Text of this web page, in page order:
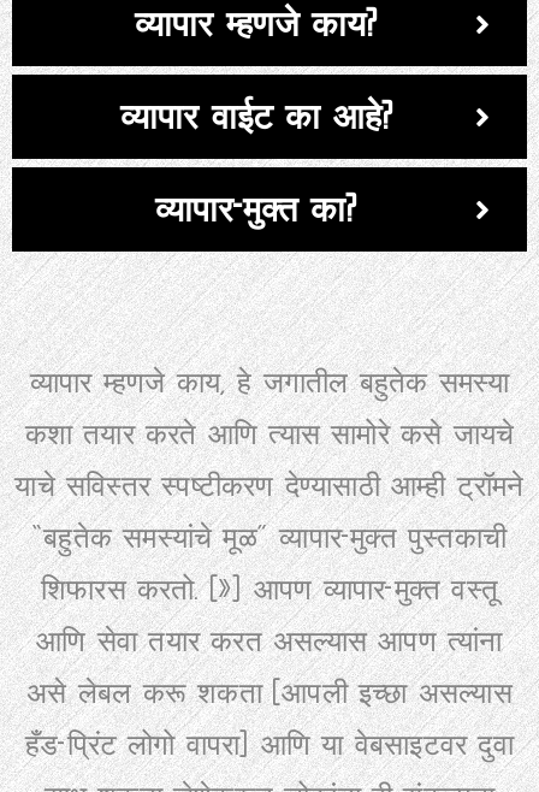
व्यापार म्हणजे काय?
व्यापार वाईट का आहे?
व्यापार-मुक्त का?
व्यापार म्हणजे काय, हे जगातील बहुतेक समस्या
कशा तयार करते आणि त्यास सामोरे कसे जायचे
याचे सविस्तर स्पष्टीकरण देण्यासाठी आम्ही ट्रॉमने
“बहुतेक समस्यांचे मूळ” व्यापार-मुक्त पुस्तकाची
शिफारस करतो. (») आपण व्यापार-मुक्त वस्तू
आणि सेवा तयार करत असल्यास आपण त्यांना
असे लेबल करू शकता (आपली इच्छा असल्यास
हँड-प्रिंट लोगो वापरा) आणि या वेबसाइटवर दुवा